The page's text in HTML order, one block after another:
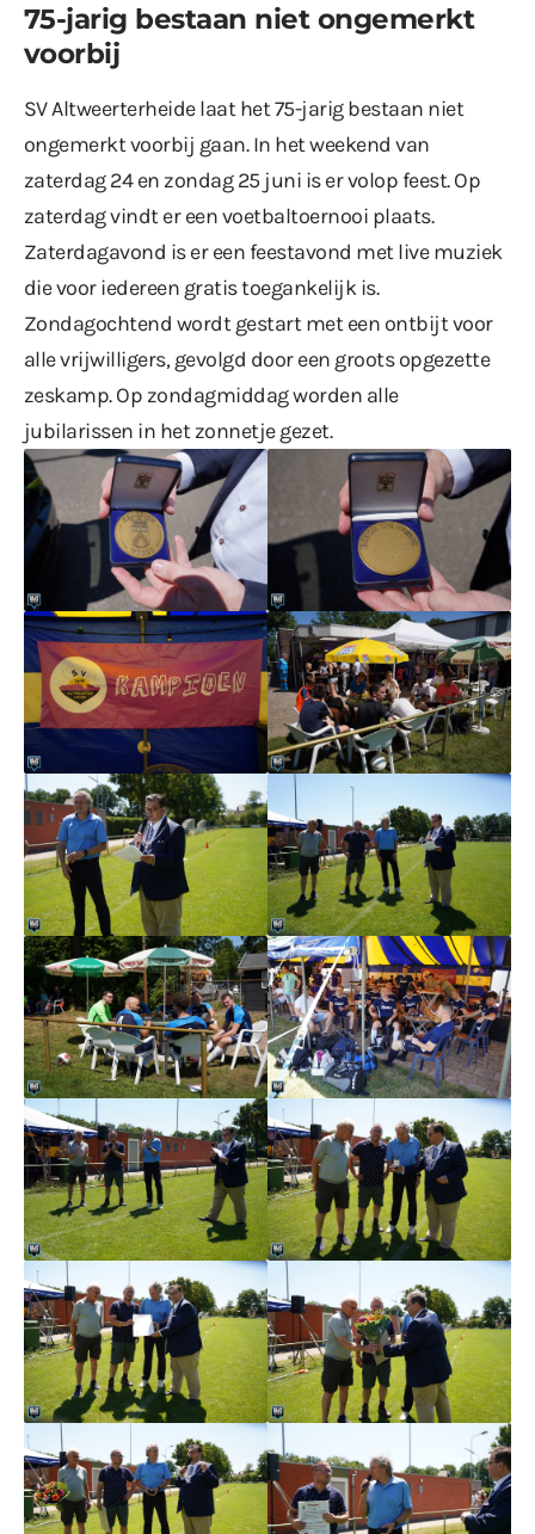
75-jarig bestaan niet ongemerkt
voorbij
SV Altweerterheide laat het 75-jarig bestaan niet
ongemerkt voorbij gaan. In het weekend van
zaterdag 24 en zondag 25 juni is er volop feest. Op
zaterdag vindt er een voetbaltoernooi plaats.
Zaterdagavond is er een feestavond met live muziek
die voor iedereen gratis toegankelijk is.
Zondagochtend wordt gestart met een ontbijt voor
alle vrijwilligers, gevolgd door een groots opgezette
zeskamp. Op zondagmiddag worden alle
jubilarissen in het zonnetje gezet.